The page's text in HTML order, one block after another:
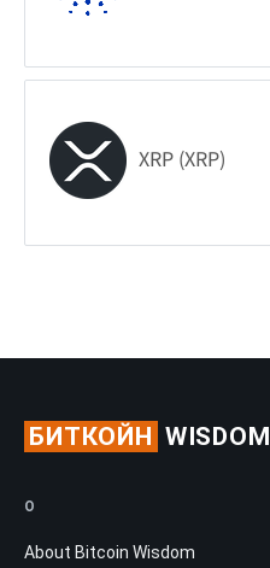
XRP (XRP)
БИТКОЙН WISDOM
О
About Bitcoin Wisdom